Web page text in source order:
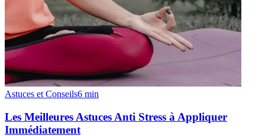
Astuces et Conseils6 min
Les Meilleures Astuces Anti Stress à Appliquer
Immédiatement